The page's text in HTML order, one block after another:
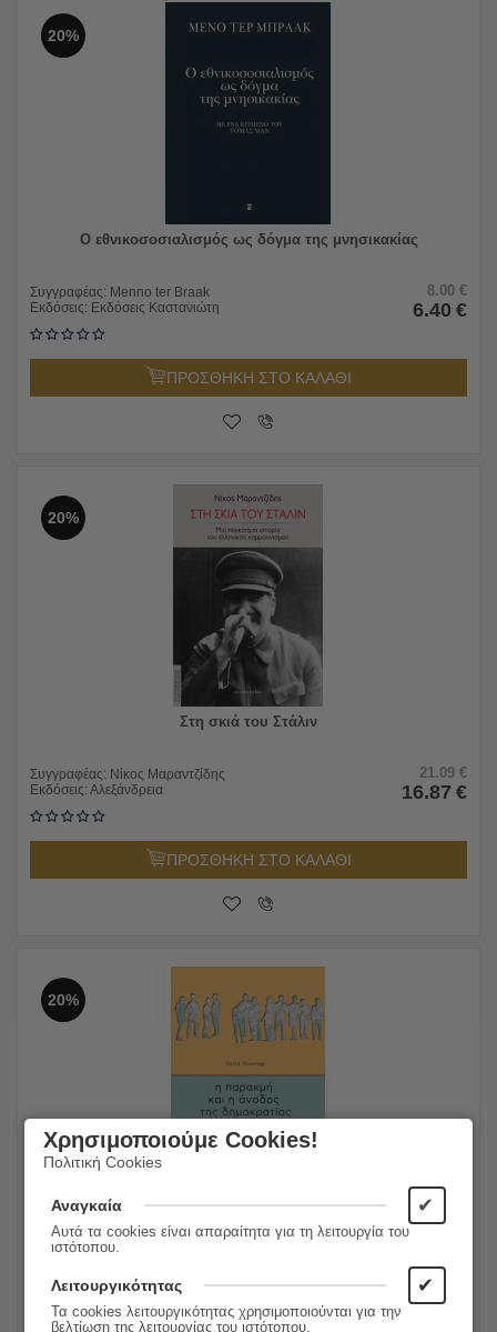
20%
Ο εθνικοσοσιαλισμός ως δόγμα της μνησικακίας
Συγγραφέας: Menno ter Braak
Εκδόσεις: Εκδόσεις Καστανιώτη
8.00 €
6.40 €
ΠΡΟΣΘΗΚΗ ΣΤΟ ΚΑΛΑΘΙ
20%
Στη σκιά του Στάλιν
Συγγραφέας: Νίκος Μαραντζίδης
Εκδόσεις: Αλεξάνδρεια
21.09 €
16.87 €
ΠΡΟΣΘΗΚΗ ΣΤΟ ΚΑΛΑΘΙ
20%
Η παρακμή και η άνοδος της δημοκρατίας
Συγγραφέας:David Stasavage
20.00
Χρησιμοποιούμε Cookies!
Πολιτική Cookies
Αναγκαία ✔
Αυτά τα cookies είναι απαραίτητα για τη λειτουργία του
ιστότοπου.
Λειτουργικότητας ✔
Τα cookies λειτουργικότητας χρησιμοποιούνται για την
βελτίωση της λειτουργίας του ιστότοπου.